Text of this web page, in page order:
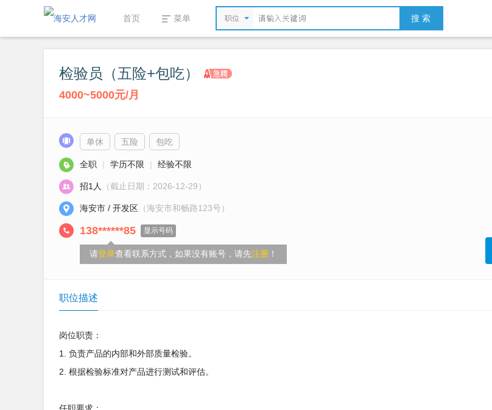
首页 菜单 职位 搜 索
检验员（五险+包吃）
4000~5000元/月
单休 五险 包吃
全职 | 学历不限 | 经验不限
招1人 （截止日期：2026-12-29）
海安市 / 开发区 （海安市和畅路123号）
138******85 显示号码
请登录查看联系方式，如果没有账号，请先注册 ！
职位描述
岗位职责：
1. 负责产品的内部和外部质量检验。
2. 根据检验标准对产品进行测试和评估。